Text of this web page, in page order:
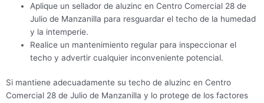
Aplique un sellador de aluzinc en Centro Comercial 28 de
Julio de Manzanilla para resguardar el techo de la humedad
y la intemperie.
Realice un mantenimiento regular para inspeccionar el
techo y advertir cualquier inconveniente potencial.
Si mantiene adecuadamente su techo de aluzinc en Centro
Comercial 28 de Julio de Manzanilla y lo protege de los factores